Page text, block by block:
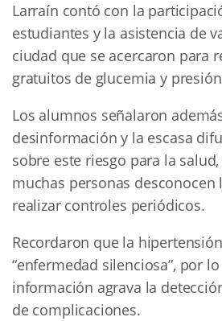
Larraín contó con la
estudiantes y la asistencia de
ciudad que se acercaron para
gratuitos de glucemia y
Los alumnos señalaron
desinformación y la escasa
sobre este riesgo para la
muchas personas desconocen
realizar controles periódicos.
Recordaron que la
“enfermedad silenciosa”, por
información agrava la
de complicaciones.